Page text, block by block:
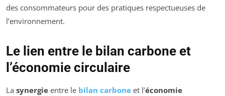
des consommateurs pour des pratiques respectueuses de
l’environnement.
Le lien entre le bilan carbone et
l’économie circulaire
La synergie entre le bilan carbone et l’économie